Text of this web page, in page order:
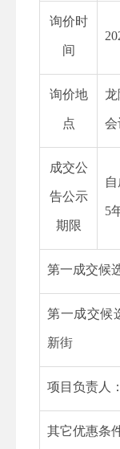
询价时
间
询价地
点
龙
会
成交公
告公示
期限
5
第一成交候
第一成交候
新街
项目负责人
其它优惠条